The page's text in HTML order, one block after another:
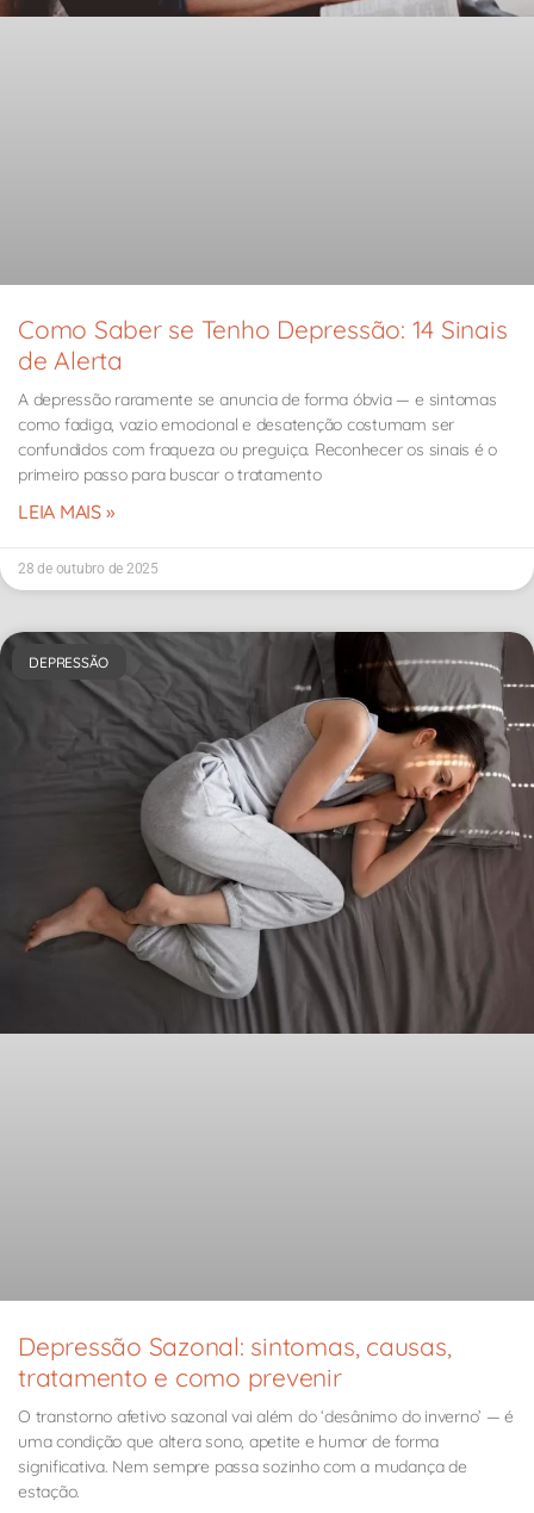
Como Saber se Tenho Depressão: 14 Sinais
de Alerta
A depressão raramente se anuncia de forma óbvia — e sintomas
como fadiga, vazio emocional e desatenção costumam ser
confundidos com fraqueza ou preguiça. Reconhecer os sinais é o
primeiro passo para buscar o tratamento
LEIA MAIS »
28 de outubro de 2025
DEPRESSÃO
Depressão Sazonal: sintomas, causas,
tratamento e como prevenir
O transtorno afetivo sazonal vai além do ‘desânimo do inverno’ — é
uma condição que altera sono, apetite e humor de forma
significativa. Nem sempre passa sozinho com a mudança de
estação.